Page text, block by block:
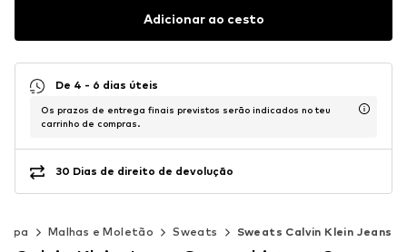
Adicionar ao cesto
De 4 - 6 dias úteis
Os prazos de entrega finais previstos serão indicados no teu
carrinho de compras.
30 Dias de direito de devolução
Malhas e Moletão Sweats Sweats Calvin Klein Jeans